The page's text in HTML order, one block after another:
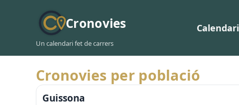
Cronovies
Un calendari fet de carrers
Calendari
Cronovies per població
Guissona